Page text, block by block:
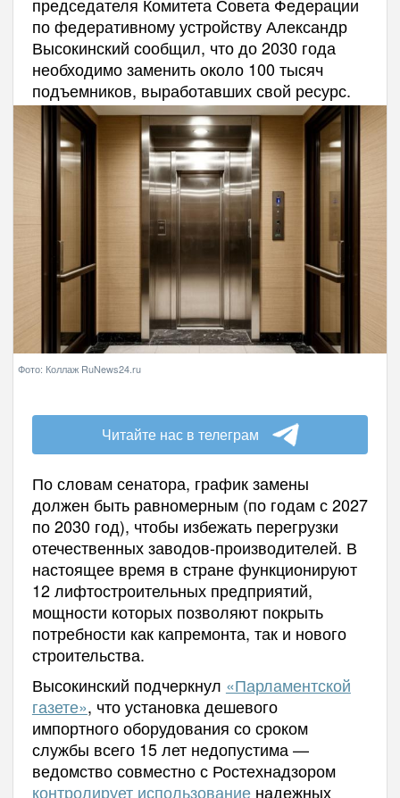
по федеративному устройству Александр
Высокинский сообщил, что до 2030 года
необходимо заменить около 100 тысяч
подъемников, выработавших свой ресурс.
Фото: Коллаж RuNews24.ru
Читайте нас в телеграм
По словам сенатора, график замены
должен быть равномерным (по годам с 2027
по 2030 год), чтобы избежать перегрузки
отечественных заводов-производителей. В
настоящее время в стране функционируют
12 лифтостроительных предприятий,
мощности которых позволяют покрыть
потребности как капремонта, так и нового
строительства.
Высокинский подчеркнул «Парламентской
газете», что установка дешевого
импортного оборудования со сроком
службы всего 15 лет недопустима —
ведомство совместно с Ростехнадзором
контролирует использованиенадежных